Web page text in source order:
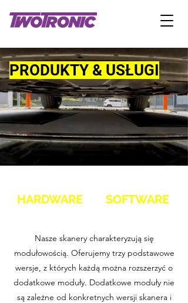
PRODUKTY & USŁUGI
HARDWARE SOFTWARE
Nasze skanery charakteryzują się
modułowością. Oferujemy trzy podstawowe
wersje, z których każdą można rozszerzyć o
dodatkowe moduły. Dodatkowe moduły nie
są zależne od konkretnych wersji skanera i